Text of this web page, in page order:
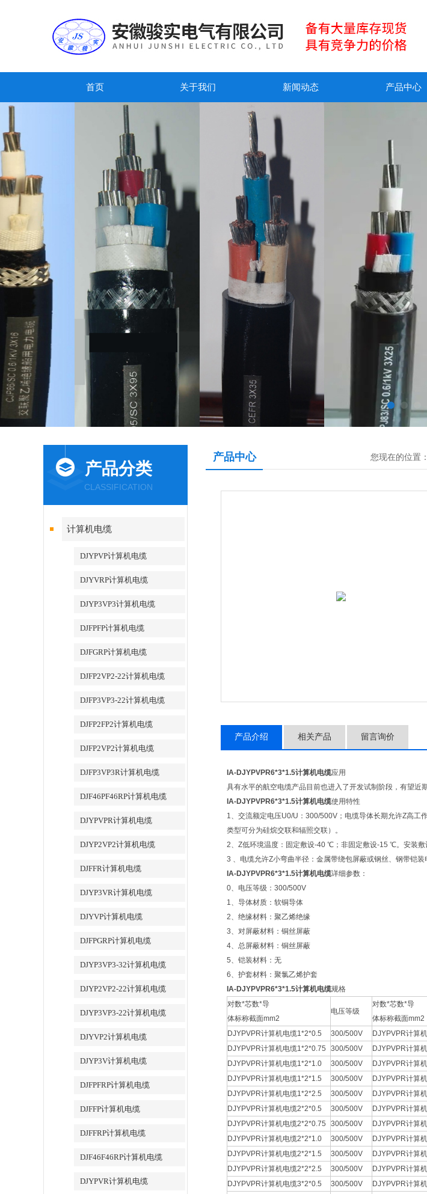
首页 关于我们 新闻动态 产品中心
产品分类
CLASSIFICATION
计算机电缆
DJYPVP计算机电缆
DJYVRP计算机电缆
DJYP3VP3计算机电缆
DJFPFP计算机电缆
DJFGRP计算机电缆
DJFP2VP2-22计算机电缆
DJFP3VP3-22计算机电缆
DJFP2FP2计算机电缆
DJFP2VP2计算机电缆
DJFP3VP3R计算机电缆
DJF46PF46RP计算机电缆
DJYPVPR计算机电缆
DJYP2VP2计算机电缆
DJFFR计算机电缆
DJYP3VR计算机电缆
DJYVP计算机电缆
DJFPGRP计算机电缆
DJYP3VP3-32计算机电缆
DJYP2VP2-22计算机电缆
DJYP3VP3-22计算机电缆
DJYVP2计算机电缆
DJYP3V计算机电缆
DJFPFRP计算机电缆
DJFFP计算机电缆
DJFFRP计算机电缆
DJF46F46RP计算机电缆
DJYPVR计算机电缆
产品中心 您现在的位置：
产品介绍 相关产品 留言询价
IA-DJYPVPR6*3*1.5计算机电缆应用
具有水平的航空电缆产品目前也进入了开发试制阶段，有望近
IA-DJYPVPR6*3*1.5计算机电缆使用特性
1、交流额定电压U0/U：300/500V；电缆导体长期允许Z高
类型可分为硅烷交联和辐照交联）。
2、Z低环境温度：固定敷设-40 ℃；非固定敷设-15 ℃。安装敷
3 、电缆允许Z小弯曲半径：金属带绕包屏蔽或钢丝、钢带铠
IA-DJYPVPR6*3*1.5计算机电缆详细参数：
0、电压等级：300/500V
1、导体材质：软铜导体
2、绝缘材料：聚乙烯绝缘
3、对屏蔽材料：铜丝屏蔽
4、总屏蔽材料：铜丝屏蔽
5、铠装材料：无
6、护套材料：聚氯乙烯护套
IA-DJYPVPR6*3*1.5计算机电缆规格
对数*芯数*导
体标称截面mm2
电压等级
对数*芯数*导
体标称截面mm2
DJYPVPR计算机电缆1*2*0.5
300/500V DJYPVPR计算
DJYPVPR计算机电缆1*2*0.75
300/500V DJYPVPR计算
DJYPVPR计算机电缆1*2*1.0
300/500V DJYPVPR计算
DJYPVPR计算机电缆1*2*1.5
300/500V DJYPVPR计算
DJYPVPR计算机电缆1*2*2.5
300/500V DJYPVPR计算
DJYPVPR计算机电缆2*2*0.5
300/500V DJYPVPR计算
DJYPVPR计算机电缆2*2*0.75
300/500V DJYPVPR计算
DJYPVPR计算机电缆2*2*1.0
300/500V DJYPVPR计算
DJYPVPR计算机电缆2*2*1.5
300/500V DJYPVPR计算
DJYPVPR计算机电缆2*2*2.5
300/500V DJYPVPR计算
DJYPVPR计算机电缆3*2*0.5
300/500V DJYPVPR计算